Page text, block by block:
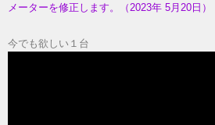
メーターを修正します。（2023年 5月20日）
今でも欲しい１台